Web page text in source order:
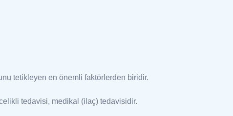
tetikleyen en önemli faktörlerden biridir.
tedavisi, medikal (ilaç) tedavisidir.